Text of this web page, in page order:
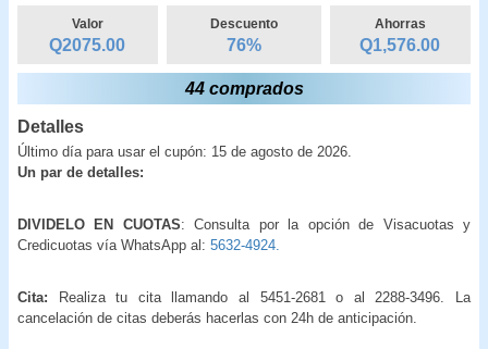
Valor
Q2075.00
Descuento
76%
Ahorras
Q1,576.00
44 comprados
Detalles
Último día para usar el cupón: 15 de agosto de 2026.
Un par de detalles:
DIVIDELO EN CUOTAS: Consulta por la opción de Visacuotas y
Credicuotas vía WhatsApp al: 5632-4924.
Cita: Realiza tu cita llamando al 5451-2681 o al 2288-3496. La
cancelación de citas deberás hacerlas con 24h de anticipación.